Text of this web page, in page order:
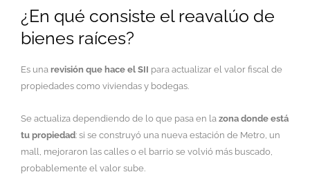
¿En qué consiste el reavalúo de
bienes raíces?
Es una revisión que hace el SII para actualizar el valor fiscal de
propiedades como viviendas y bodegas.
Se actualiza dependiendo de lo que pasa en la zona donde está
tu propiedad: si se construyó una nueva estación de Metro, un
mall, mejoraron las calles o el barrio se volvió más buscado,
probablemente el valor sube.